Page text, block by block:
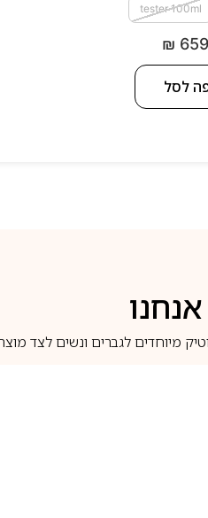
tester 100ml
₪
לסל
מיוחדים לגברים ונשים לצד